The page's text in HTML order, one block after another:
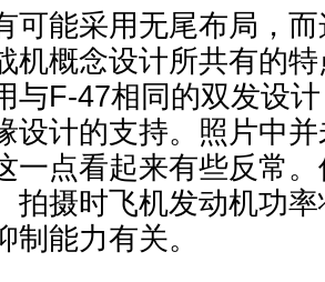
可能采用无尾布局，
机概念设计所共有的
与F-47相同的双发设
设计的支持。照片中
一点看起来有些反常
拍摄时飞机发动机功
制能力有关。